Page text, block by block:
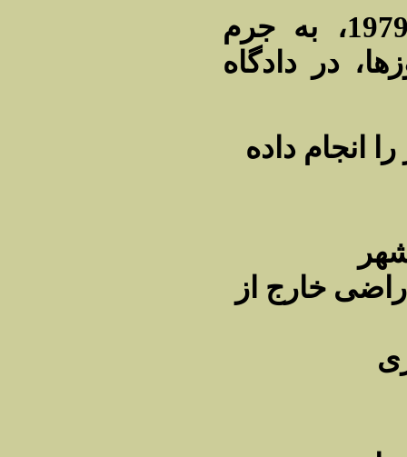
غلامرضا نیک پی پس از شورش 1979، به جرم
در دادگاه
انجام داده
خارج از